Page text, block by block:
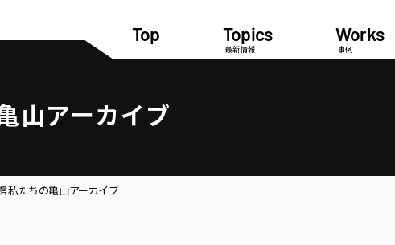
Top Topics
最新情報
Works
事例
山アーカイブ
私たちの亀山アーカイブ